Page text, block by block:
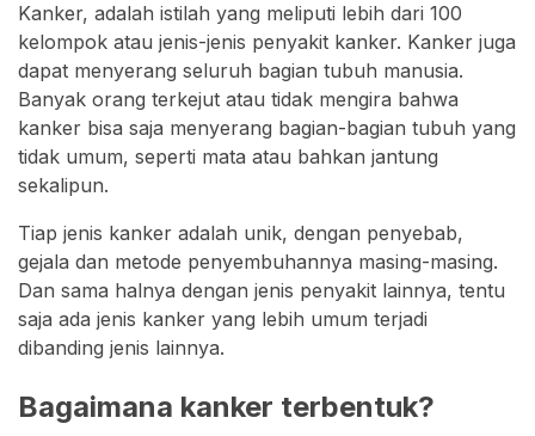
Kanker, adalah istilah yang meliputi lebih dari 100
kelompok atau jenis-jenis penyakit kanker. Kanker juga
dapat menyerang seluruh bagian tubuh manusia.
Banyak orang terkejut atau tidak mengira bahwa
kanker bisa saja menyerang bagian-bagian tubuh yang
tidak umum, seperti mata atau bahkan jantung
sekalipun.
Tiap jenis kanker adalah unik, dengan penyebab,
gejala dan metode penyembuhannya masing-masing.
Dan sama halnya dengan jenis penyakit lainnya, tentu
saja ada jenis kanker yang lebih umum terjadi
dibanding jenis lainnya.
Bagaimana kanker terbentuk?